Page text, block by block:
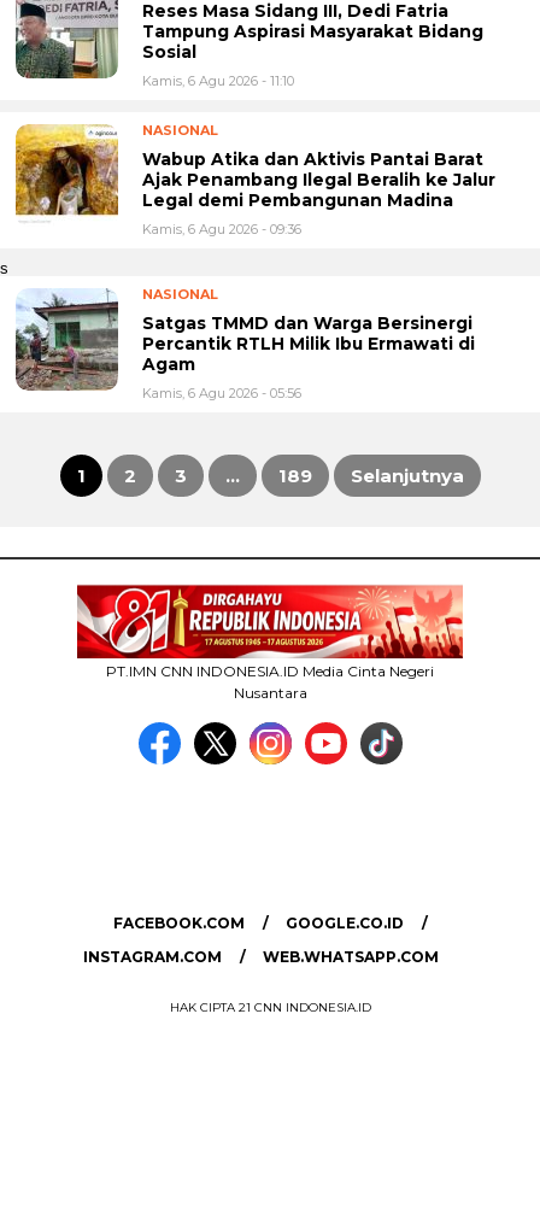
Reses Masa Sidang III, Dedi Fatria
Tampung Aspirasi Masyarakat Bidang
Sosial
Kamis, 6 Agu 2026 - 11:10
NASIONAL
Wabup Atika dan Aktivis Pantai Barat
Ajak Penambang Ilegal Beralih ke Jalur
Legal demi Pembangunan Madina
Kamis, 6 Agu 2026 - 09:36
s
NASIONAL
Satgas TMMD dan Warga Bersinergi
Percantik RTLH Milik Ibu Ermawati di
Agam
Kamis, 6 Agu 2026 - 05:56
Paginasi
1 2 3 … 189 Selanjutnya
PT.IMN CNN INDONESIA.ID Media Cinta Negeri
Nusantara
FACEBOOK.COM
GOOGLE.CO.ID
INSTAGRAM.COM
WEB.WHATSAPP.COM
HAK CIPTA 21 CNN INDONESIA.ID